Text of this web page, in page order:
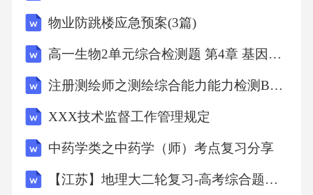
53.2.2表命名规
则.................................................6
则..............................................6
53.2.4视图命名规
物业防跳楼应急预案(3篇)
高一生物2单元综合检测题 第4章 基因的表达
注册测绘师之测绘综合能力能力检测B卷提分附答案
XXX技术监督工作管理规定
中药学类之中药学（师）考点复习分享
【江苏】地理大二轮复习-高考综合题专练-专练七-以中国典型区域为背景的综合题